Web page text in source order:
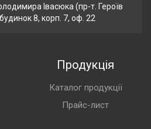
Івасюка (пр-т. Героїв
8, корп. 7, оф. 22
Продукція
Каталог продукції
Прайс-лист